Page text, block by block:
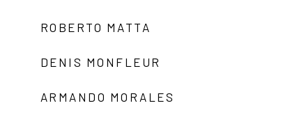
ROBERTO MATTA
DENIS MONFLEUR
ARMANDO MORALES